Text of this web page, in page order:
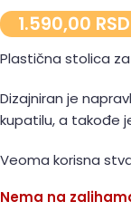
1.590,00 RSD
Plastična stolica
Dizajniran je
kupatilu, a takođe
Veoma korisna
Nema na